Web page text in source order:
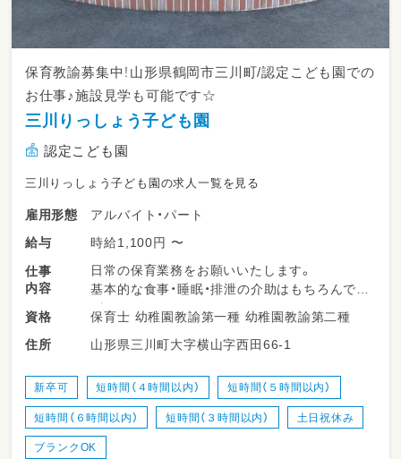
保育教諭募集中！山形県鶴岡市三川町/認定こども園での
お仕事♪施設見学も可能です☆
三川りっしょう子ども園
認定こども園
三川りっしょう子ども園の求人一覧を見る
雇用形態
アルバイト・パート
給与
時給1,100円 〜
仕事
内容
日常の保育業務をお願いいたします。
基本的な食事・睡眠・排泄の介助はもちろんです
が、
職員が子ども達と一緒におもちゃで遊ぶことを
何よりも大事としています。
資格
保育士 幼稚園教諭第一種 幼稚園教諭第二種
住所
山形県三川町大字横山字西田66-1
新卒可 短時間（４時間以内） 短時間（５時間以内）
短時間（６時間以内） 短時間（３時間以内） 土日祝休み
ブランクOK